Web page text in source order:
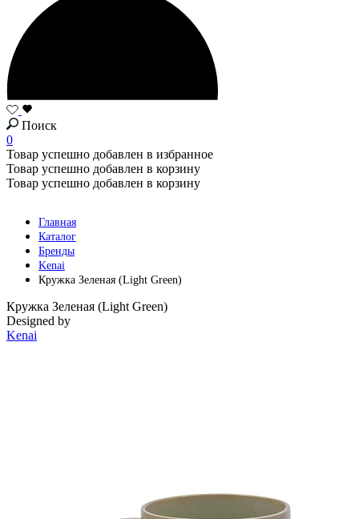
Поиск
0
Товар успешно добавлен в избранное
Товар успешно добавлен в корзину
Товар успешно добавлен в корзину
Главная
Каталог
Бренды
Kenai
Кружка Зеленая (Light Green)
Кружка Зеленая (Light Green)
Designed by
Kenai